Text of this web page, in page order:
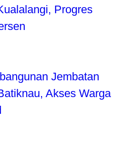
Progres
Jembatan
Akses Warga